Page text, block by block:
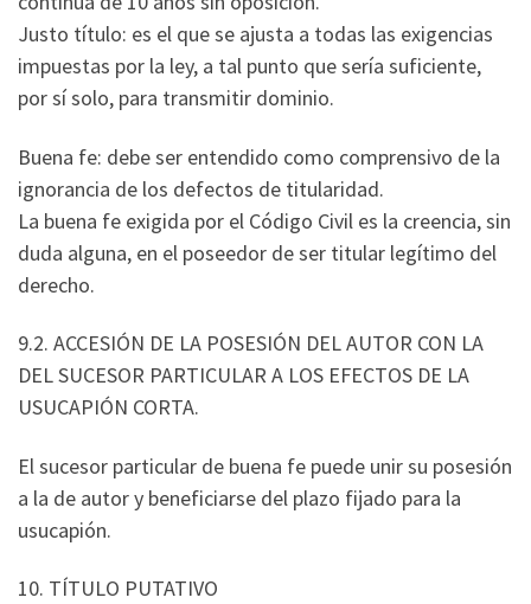
Justo título: es el que se ajusta a todas las exigencias
impuestas por la ley, a tal punto que sería suficiente,
por sí solo, para transmitir dominio.
Buena fe: debe ser entendido como comprensivo de la
ignorancia de los defectos de titularidad.
La buena fe exigida por el Código Civil es la creencia, sin
duda alguna, en el poseedor de ser titular legítimo del
derecho.
9.2. ACCESIÓN DE LA POSESIÓN DEL AUTOR CON LA
DEL SUCESOR PARTICULAR A LOS EFECTOS DE LA
USUCAPIÓN CORTA.
El sucesor particular de buena fe puede unir su posesión
a la de autor y beneficiarse del plazo fijado para la
usucapión.
10. TÍTULO PUTATIVO